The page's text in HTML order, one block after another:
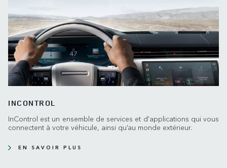
INCONTROL
InControl est un ensemble de services et d'applications qui vous
connectent à votre véhicule, ainsi qu’au monde extérieur.
EN SAVOIR PLUS